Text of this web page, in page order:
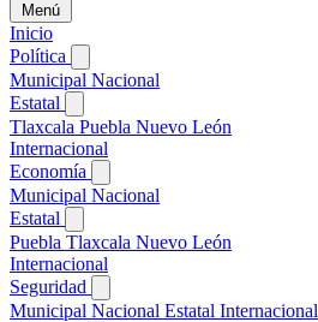
Menú
Inicio
Política
Municipal Nacional
Estatal
Tlaxcala Puebla Nuevo León
Internacional
Economía
Municipal Nacional
Estatal
Puebla Tlaxcala Nuevo León
Internacional
Seguridad
Municipal Nacional Estatal Internacional